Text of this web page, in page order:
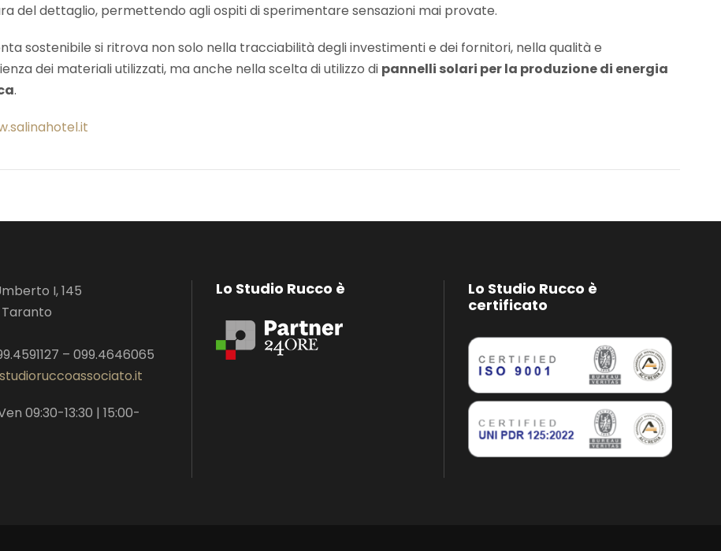
del dettaglio, permettendo agli ospiti di sperimentare sensazioni mai provate.
sostenibile si ritrova non solo nella tracciabilità degli investimenti e dei fornitori, nella qualità e
dei materiali utilizzati, ma anche nella scelta di utilizzo di pannelli solari per la produzione di energia
.
I, 145
Taranto
– 099.4646065
09:30-13:30 | 15:00-
Lo Studio Rucco è
Lo Studio Rucco è
certificato